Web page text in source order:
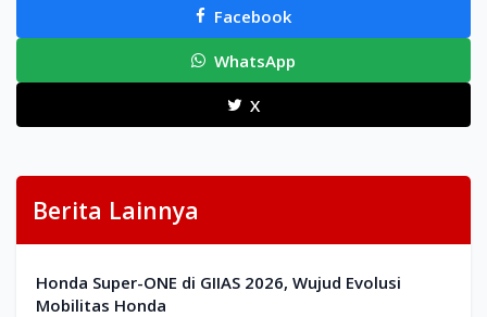
Facebook
WhatsApp
X
Berita Lainnya
Honda Super-ONE di GIIAS 2026, Wujud Evolusi
Mobilitas Honda